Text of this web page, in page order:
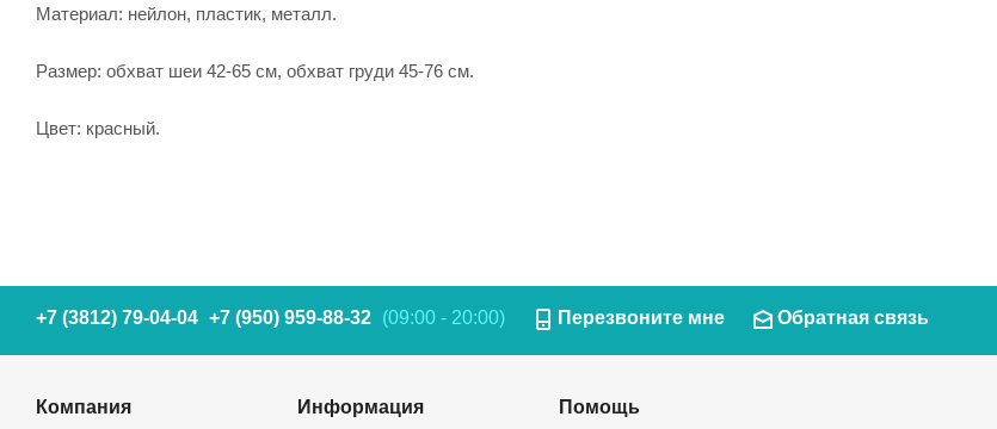
Материал: нейлон, пластик, металл.
Размер: обхват шеи 42-65 см, обхват груди 45-76 см.
Цвет: красный.
+7 (3812) 79-04-04 +7 (950) 959-88-32 (09:00 - 20:00) Перезвоните мне Обратная связь
Компания Информация Помощь